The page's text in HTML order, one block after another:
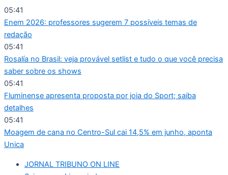
Ir
para
conteúdo
05:41
Enem 2026: professores sugerem 7 possíveis temas de
redação
05:41
Rosalía no Brasil: veja provável setlist e tudo o que você precisa
saber sobre os shows
05:41
Fluminense apresenta proposta por joia do Sport; saiba
detalhes
05:41
Moagem de cana no Centro-Sul cai 14,5% em junho, aponta
Unica
JORNAL TRIBUNO ON LINE